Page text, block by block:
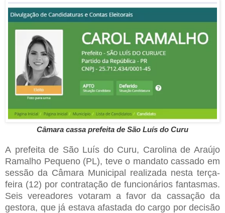
Câmara cassa prefeita de São Luís do Curu
A prefeita de São Luís do Curu, Carolina de Araújo
Ramalho Pequeno (PL), teve o mandato cassado em
sessão da Câmara Municipal realizada nesta terça-
feira (12) por contratação de funcionários fantasmas.
Seis vereadores votaram a favor da cassação da
gestora, que já estava afastada do cargo por decisão